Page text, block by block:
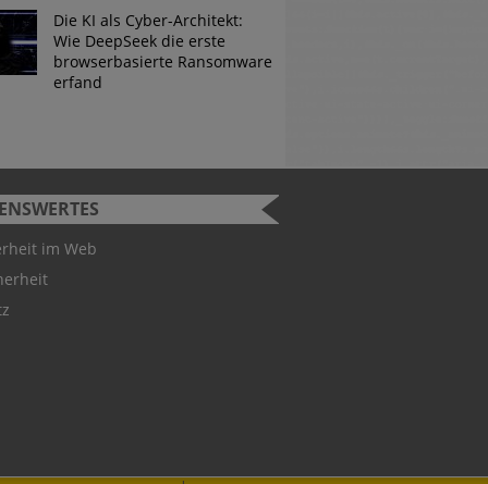
Die KI als Cyber-Architekt:
Wie DeepSeek die erste
browserbasierte Ransomware
erfand
Challenge
können bei der
im Web